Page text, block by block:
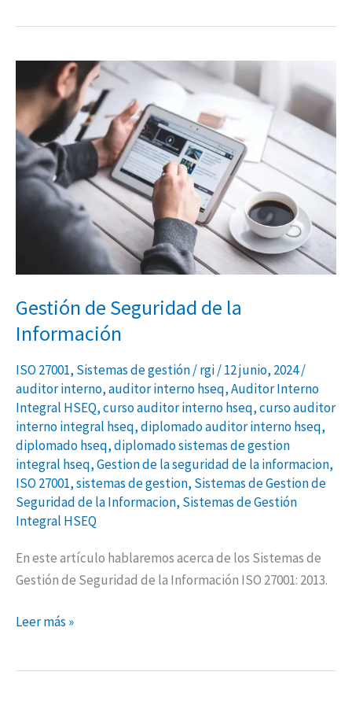
Gestión de Seguridad de la
Información
ISO 27001, Sistemas de gestión/rgi/12 junio, 2024/
auditor interno,auditor interno hseq,Auditor Interno
Integral HSEQ,curso auditor interno hseq,curso auditor
interno integral hseq,diplomado auditor interno hseq,
diplomado hseq,diplomado sistemas de gestion
integral hseq,Gestion de la seguridad de la informacion,
ISO 27001,sistemas de gestion, Sistemas de Gestion de
Seguridad de la Informacion, Sistemas de Gestión
Integral HSEQ
En este artículo hablaremos acerca de los Sistemas de
Gestión de Seguridad de la Información ISO 27001: 2013.
Gestión
de
Seguridad
de
la
Información
Leer más »